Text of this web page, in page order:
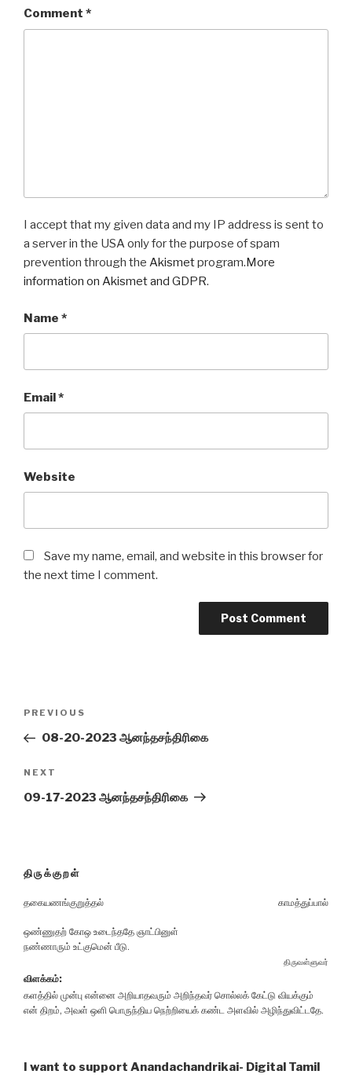
Comment *
I accept that my given data and my IP address is sent to
a server in the USA only for the purpose of spam
prevention through the Akismetprogram. More
information on Akismet and GDPR.
Name *
Email*
Website
Save my name, email, and website in this browser for
the next time I comment.
Previous
Post
PREVIOUS
08-20-2023 ஆனந்தசந்திரிகை
Next
Post
NEXT
09-17-2023 ஆனந்தசந்திரிகை
திருக்குறள்
தகையணங்குறுத்தல் காமத்துப்பால்
ஒண்ணுதற் கோஒ உடைந்ததே ஞாட்பினுள்
நண்ணாரும் உட்குமென் பீடு.
திருவள்ளுவர்
விளக்கம்:
களத்தில் முன்பு என்னை அறியாதவரும் அறிந்தவர் சொல்லக் கேட்டு வியக்கும்
என் திறம், அவள் ஒளி பொருந்திய நெற்றியைக் கண்ட அளவில் அழிந்துவிட்டதே.
I want to support Anandachandrikai- Digital Tamil